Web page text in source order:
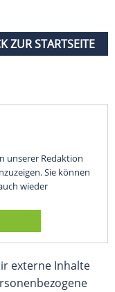
ZUR STARTSEITE
unserer Redaktion
Sie können
wieder
externe Inhalte